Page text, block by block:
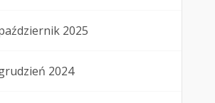
2025
2024